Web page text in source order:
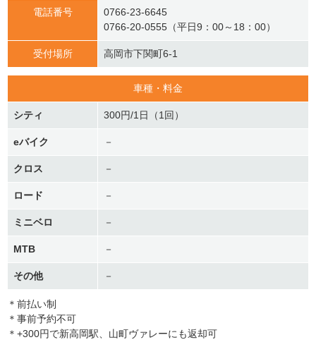
電話番号
0766-23-6645
0766-20-0555（平日9：00～18：00）
受付場所 高岡市下関町6-1
車種・料金
シティ 300円/1日（1回）
eバイク －
クロス －
ロード －
ミニベロ －
MTB －
その他 －
＊前払い制
＊事前予約不可
＊+300円で新高岡駅、山町ヴァレーにも返却可